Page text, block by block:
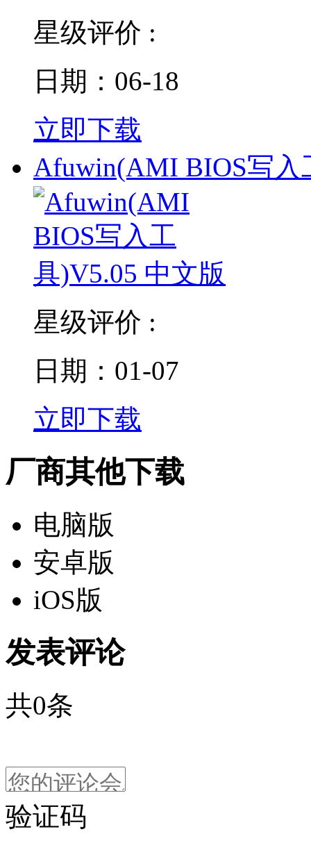
星级评价 :
日期：06-18
立即下载
Afuwin(AMI BIOS写入
星级评价 :
日期：01-07
立即下载
厂商其他下载
电脑版
安卓版
iOS版
发表评论
共0条
验证码